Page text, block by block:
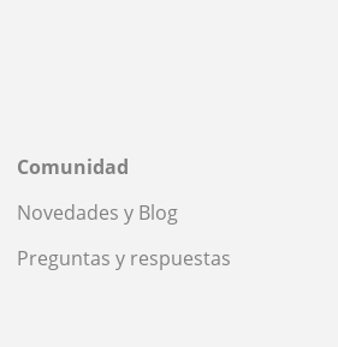
Comunidad
Novedades y Blog
Preguntas y respuestas